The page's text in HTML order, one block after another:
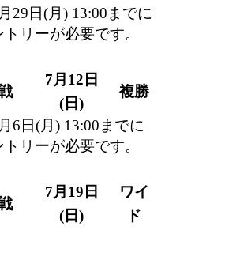
29日(月) 13:00 までに
トリーが必要です。
7月12日
(日)
複勝
6日(月) 13:00 までに
トリーが必要です。
7月19日
(日)
ワイ
ド